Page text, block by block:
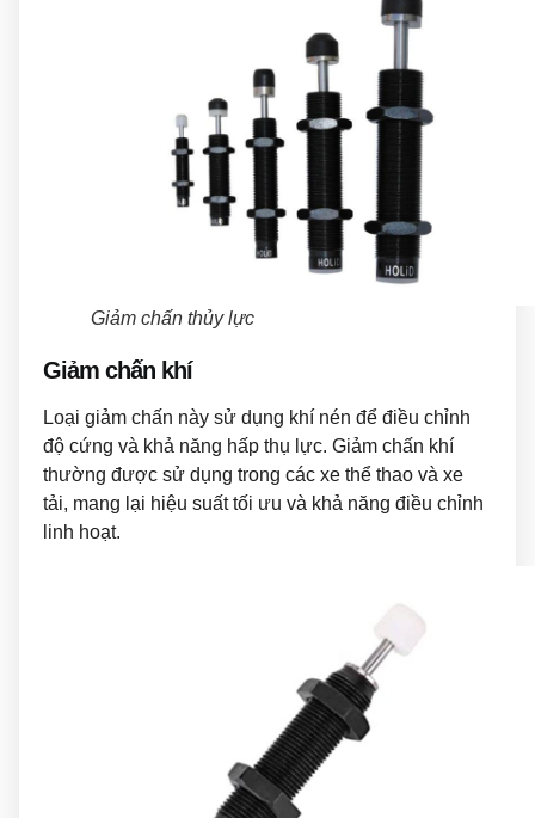
Giảm chấn thủy lực
Giảm chấn khí
Loại giảm chấn này sử dụng khí nén để điều chỉnh
độ cứng và khả năng hấp thụ lực. Giảm chấn khí
thường được sử dụng trong các xe thể thao và xe
tải, mang lại hiệu suất tối ưu và khả năng điều chỉnh
linh hoạt.